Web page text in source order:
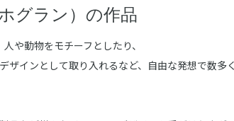
グラン）の作品
や動物をモチーフとしたり、
ザインとして取り入れるなど、自由な発想で数多く